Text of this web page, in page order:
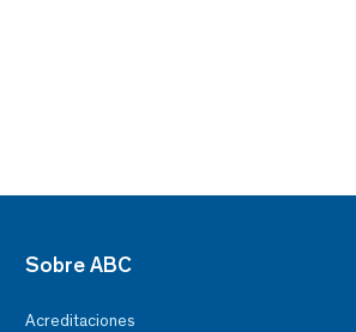
Sobre ABC
Acreditaciones